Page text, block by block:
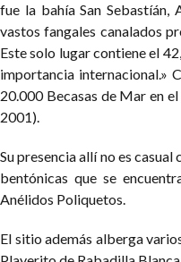
fue la bahía San
vastos fangales canalados
Este solo lugar contiene el
importancia internacional.»
20.000 Becasas de Mar en
2001).
Su presencia allí no es
bentónicas que se
Anélidos Poliquetos.
El sitio además alberga